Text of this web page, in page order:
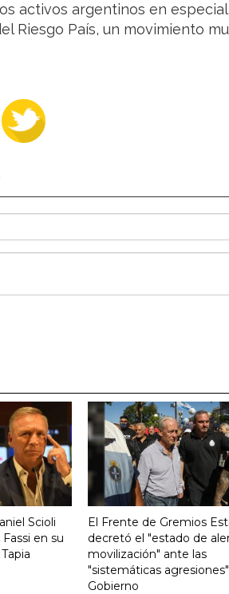
activos argentinos en especial
Riesgo País, un movimiento
Scioli
en su
El Frente de Gremios
decretó el "estado de
movilización" ante las
"sistemáticas
Gobierno